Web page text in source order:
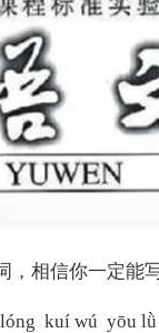
相信你一定能写
kuí wú yōu lǜ